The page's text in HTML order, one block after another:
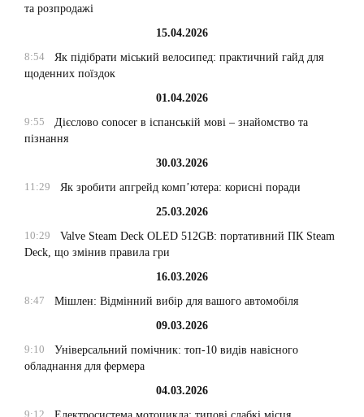
та розпродажі
15.04.2026
8:54
Як підібрати міський велосипед: практичний гайд для
щоденних поїздок
01.04.2026
9:55
Дієслово conocer в іспанській мові – знайомство та
пізнання
30.03.2026
11:29
Як зробити апгрейд комп’ютера: корисні поради
25.03.2026
10:29
Valve Steam Deck OLED 512GB: портативний ПК Steam
Deck, що змінив правила гри
16.03.2026
8:47
Мішлен: Відмінний вибір для вашого автомобіля
09.03.2026
9:10
Універсальний помічник: топ-10 видів навісного
обладнання для фермера
04.03.2026
9:12